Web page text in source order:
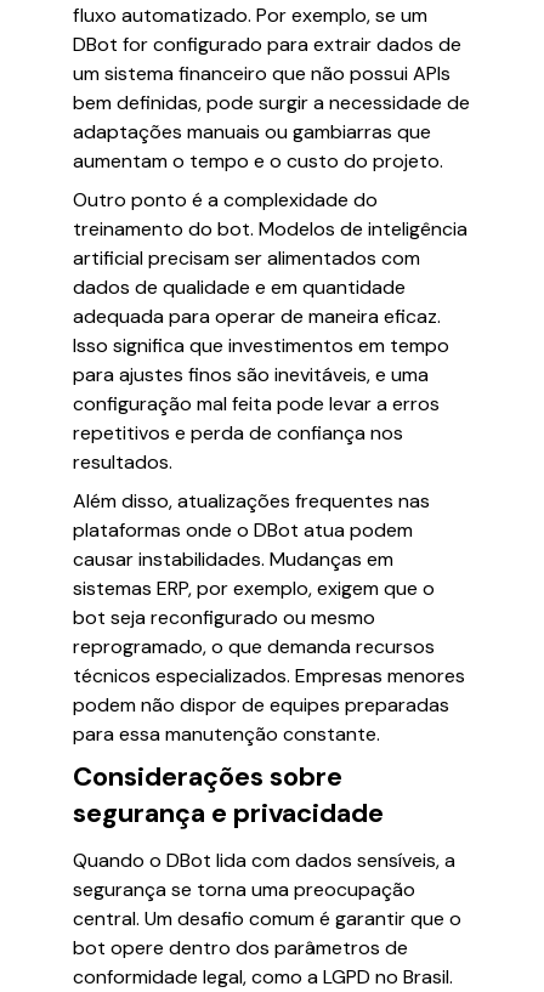
fluxo automatizado. Por exemplo, se um
DBot for configurado para extrair dados de
um sistema financeiro que não possui APIs
bem definidas, pode surgir a necessidade de
adaptações manuais ou gambiarras que
aumentam o tempo e o custo do projeto.
Outro ponto é a complexidade do
treinamento do bot. Modelos de inteligência
artificial precisam ser alimentados com
dados de qualidade e em quantidade
adequada para operar de maneira eficaz.
Isso significa que investimentos em tempo
para ajustes finos são inevitáveis, e uma
configuração mal feita pode levar a erros
repetitivos e perda de confiança nos
resultados.
Além disso, atualizações frequentes nas
plataformas onde o DBot atua podem
causar instabilidades. Mudanças em
sistemas ERP, por exemplo, exigem que o
bot seja reconfigurado ou mesmo
reprogramado, o que demanda recursos
técnicos especializados. Empresas menores
podem não dispor de equipes preparadas
para essa manutenção constante.
Considerações sobre
segurança e privacidade
Quando o DBot lida com dados sensíveis, a
segurança se torna uma preocupação
central. Um desafio comum é garantir que o
bot opere dentro dos parâmetros de
conformidade legal, como a LGPD no Brasil.